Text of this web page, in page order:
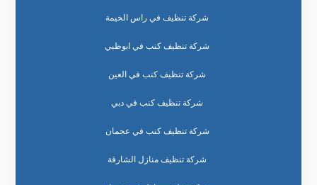
شركة تنظيف في راس الخيمة
شركة تنظيف كنب في ابوظبي
شركة تنظيف كنب في العين
شركة تنظيف كنب في دبي
شركة تنظيف كنب في عجمان
شركة تنظيف منازل الشارقة